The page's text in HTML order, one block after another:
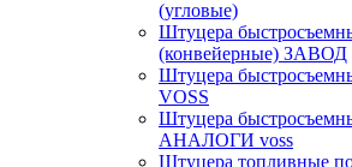
(угловые)
Штуцера
(конвейерные) ЗАВОД
Штуцера
VOSS
Штуцера
АНАЛОГИ voss
Штуцера топливные